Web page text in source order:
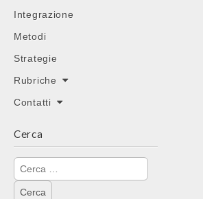
Integrazione
Metodi
Strategie
Rubriche
Contatti
Cerca
Ricerca
per: